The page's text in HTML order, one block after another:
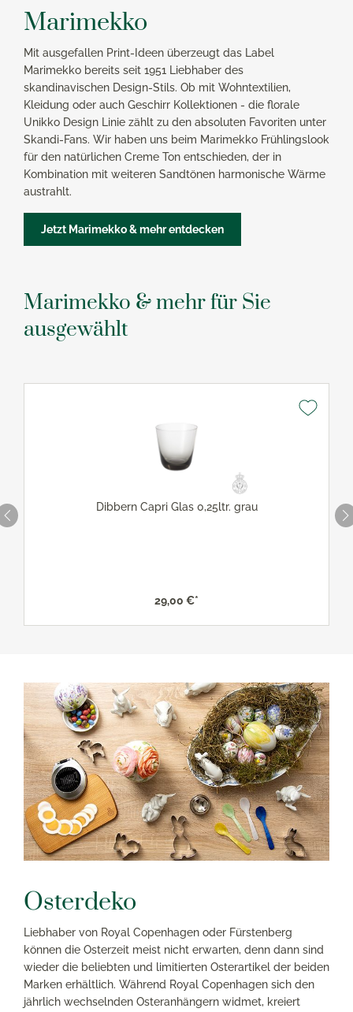
Marimekko
Mit ausgefallen Print-Ideen überzeugt das Label
Marimekko bereits seit 1951 Liebhaber des
skandinavischen Design-Stils. Ob mit Wohntextilien,
Kleidung oder auch Geschirr Kollektionen - die florale
Unikko Design Linie zählt zu den absoluten Favoriten unter
Skandi-Fans. Wir haben uns beim Marimekko Frühlingslook
für den natürlichen Creme Ton entschieden, der in
Kombination mit weiteren Sandtönen harmonische Wärme
austrahlt.
Jetzt Marimekko & mehr entdecken
Marimekko & mehr für Sie
ausgewählt
Dibbern Capri Glas 0,25ltr. grau
29,00 €*
Osterdeko
Liebhaber von Royal Copenhagen oder Fürstenberg
können die Osterzeit meist nicht erwarten, denn dann sind
wieder die beliebten und limitierten Osterartikel der beiden
Marken erhältlich. Während Royal Copenhagen sich den
jährlich wechselnden Osteranhängern widmet, kreiert